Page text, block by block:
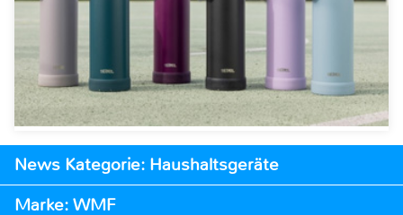
News Kategorie: Haushaltsgeräte
Marke: WMF